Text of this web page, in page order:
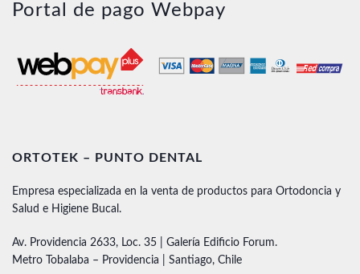
Portal de pago Webpay
ORTOTEK – PUNTO DENTAL
Empresa especializada en la venta de productos para Ortodoncia y
Salud e Higiene Bucal.
Av. Providencia 2633, Loc. 35 | Galería Edificio Forum.
Metro Tobalaba – Providencia | Santiago, Chile